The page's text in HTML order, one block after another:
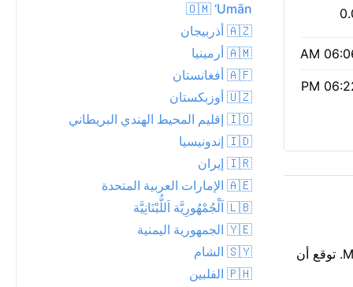
06:06
06:22
جو دافئ بدرجة 28°C بعد حلول الظلام في Mahibadhoo، مع أمطار متفاوتة قريبة. سحب متقطعة تعبر سماء الليل فوق Mahibadhoo. توقع أن
🇴🇲 ‘Umān
🇦🇿 أذربيجان
🇦🇲 أرمينيا
🇦🇫 أفغانستان
🇺🇿 أوزبكستان
🇮🇴 إقليم المحيط الهندي البريطاني
🇮🇩 إندونيسيا
🇮🇷 إيران
🇦🇪 الإمارات العربية المتحدة
🇱🇧 اَلْجُمْهُورِيَّة اَللُّبْنَانِيَّة
🇾🇪 الجمهورية اليمنية
🇸🇾 الشام
🇵🇭 الفلبين